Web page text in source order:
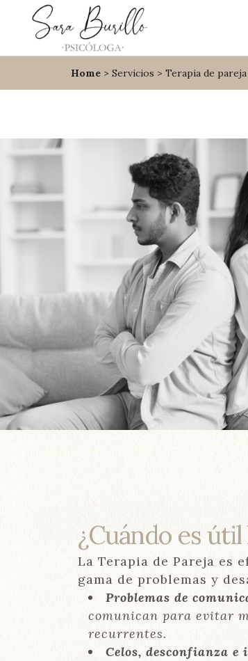
Home > Servicios > Terapia de
¿Cuándo es
La Terapia de Pareja es
gama de problemas y
Problemas de
comunican para evitar
recurrentes.
Celos, desconfianza e